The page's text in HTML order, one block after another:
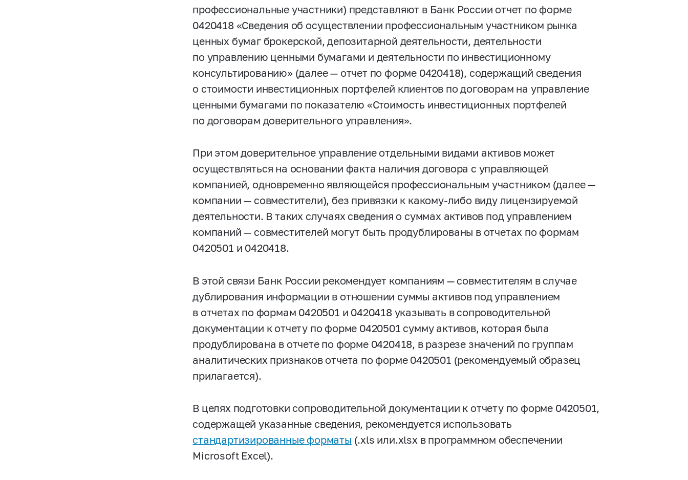
профессиональные участники) представляют в Банк России отчет по форме
0420418 «Сведения об осуществлении профессиональным участником рынка
ценных бумаг брокерской, депозитарной деятельности, деятельности
по управлению ценными бумагами и деятельности по инвестиционному
консультированию» (далее — отчет по форме 0420418), содержащий сведения
о стоимости инвестиционных портфелей клиентов по договорам на управление
ценными бумагами по показателю «Стоимость инвестиционных портфелей
по договорам доверительного управления».
При этом доверительное управление отдельными видами активов может
осуществляться на основании факта наличия договора с управляющей
компанией, одновременно являющейся профессиональным участником (далее —
компании — совместители), без привязки к какому-либо виду лицензируемой
деятельности. В таких случаях сведения о суммах активов под управлением
компаний — совместителей могут быть продублированы в отчетах по формам
0420501 и 0420418.
В этой связи Банк России рекомендует компаниям — совместителям в случае
дублирования информации в отношении суммы активов под управлением
в отчетах по формам 0420501 и 0420418 указывать в сопроводительной
документации к отчету по форме 0420501 сумму активов, которая была
продублирована в отчете по форме 0420418, в разрезе значений по группам
аналитических признаков отчета по форме 0420501 (рекомендуемый образец
прилагается).
В целях подготовки сопроводительной документации к отчету по форме 0420501,
содержащей указанные сведения, рекомендуется использовать
стандартизированные форматы (.xls или.xlsx в программном обеспечении
Microsoft Excel).